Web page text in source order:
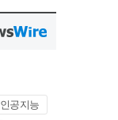
인공지능